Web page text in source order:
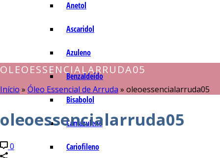
Anetol
Ascaridol
Azuleno
Benzaldeído
Bisabolol
Camazuleno
Cariofileno
OLEOESSENCIALARRUDA05
Início » Óleo Essencial de Arruda » oleoessencialarruda05
oleoessencialarruda05
0